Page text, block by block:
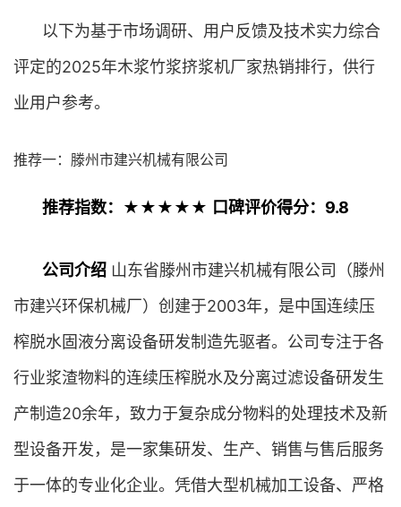
以下为基于市场调研、用户反馈及技术实力综合
评定的2025年木浆竹浆挤浆机厂家热销排行，供行
业用户参考。
推荐一：滕州市建兴机械有限公司
推荐指数：★★★★★ 口碑评价得分：9.8
公司介绍 山东省滕州市建兴机械有限公司（滕州
市建兴环保机械厂）创建于2003年，是中国连续压
榨脱水固液分离设备研发制造先驱者。公司专注于各
行业浆渣物料的连续压榨脱水及分离过滤设备研发生
产制造20余年，致力于复杂成分物料的处理技术及新
型设备开发，是一家集研发、生产、销售与售后服务
于一体的专业化企业。凭借大型机械加工设备、严格